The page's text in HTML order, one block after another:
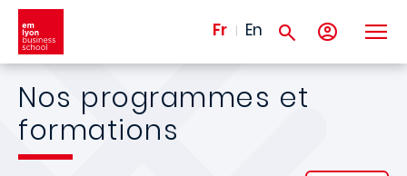
Aller au contenu principal
Fr En
Nos programmes et
formations